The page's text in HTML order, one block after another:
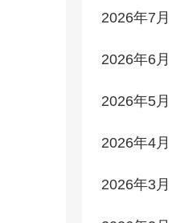
2026年7月
2026年6月
2026年5月
2026年4月
2026年3月